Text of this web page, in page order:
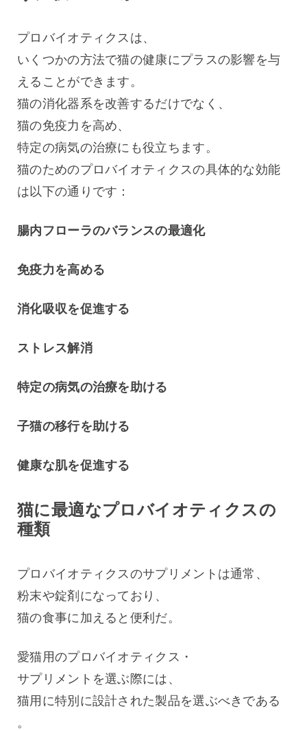
プロバイオティクスは、
いくつかの方法で猫の健康にプラスの影響を与
えることができます。
猫の消化器系を改善するだけでなく、
猫の免疫力を高め、
特定の病気の治療にも役立ちます。
猫のためのプロバイオティクスの具体的な効能
は以下の通りです：
腸内フローラのバランスの最適化
免疫力を高める
消化吸収を促進する
ストレス解消
特定の病気の治療を助ける
子猫の移行を助ける
健康な肌を促進する
猫に最適なプロバイオティクスの
種類
プロバイオティクスのサプリメントは通常、
粉末や錠剤になっており、
猫の食事に加えると便利だ。
愛猫用のプロバイオティクス・
サプリメントを選ぶ際には、
猫用に特別に設計された製品を選ぶべきである
。